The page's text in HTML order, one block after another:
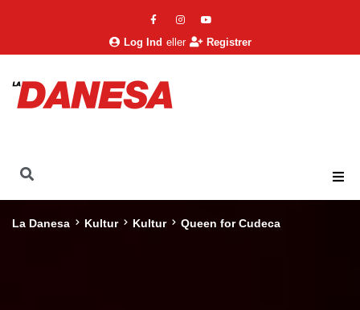
Log Ind eller Registrer
La Danesa Kultur Kultur Queen for Cudeca